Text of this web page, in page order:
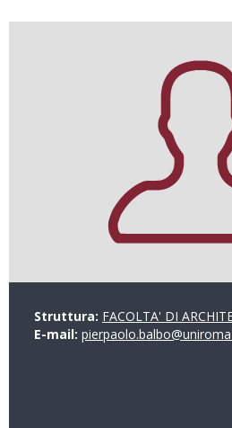
Struttura: FACOLTA' DI
E-mail: